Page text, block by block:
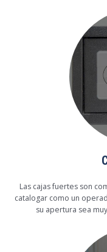
Las cajas fuertes son
catalogar como un
su apertura sea